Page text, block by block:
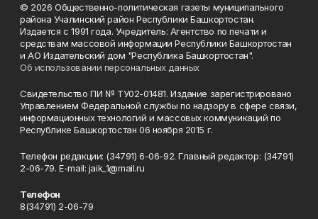
© 2026 Общественно-политическая газеты муниципального
района Учалинский район Республики Башкортостан.
Издается с 1991 года. Учредитель: Агентство по печати и
средствам массовой информации Республики Башкортостан
и АО Издательский дом "Республика Башкортостан".
Об использовании персональных данных
Свидетельство ПИ № ТУ02-01481. Издание зарегистрировано
Управлением Федеральной службы по надзору в сфере связи,
информационных технологий и массовых коммуникаций по
Республике Башкортостан 06 ноября 2015 г.
Телефон редакции: (34791) 6-06-92. Главный редактор: (34791)
2-06-79. Е-mаil: jaik_1@mail.ru
Телефон
8(34791) 2-06-79